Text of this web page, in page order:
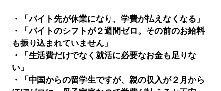
・「バイト先が休業になり、学費が払えなくなる」
・「バイトのシフトが２週間ゼロ。その前のお給料
も振り込まれていません」
・「生活費だけでなく就活に必要なお金も足りな
い」
・「中国からの留学生ですが、親の収入が２月から